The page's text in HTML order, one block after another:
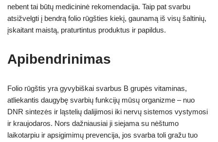
nebent tai būtų medicininė rekomendacija. Taip pat svarbu
atsižvelgti į bendrą folio rūgšties kiekį, gaunamą iš visų šaltinių,
įskaitant maistą, praturtintus produktus ir papildus.
Apibendrinimas
Folio rūgštis yra gyvybiškai svarbus B grupės vitaminas,
atliekantis daugybę svarbių funkcijų mūsų organizme – nuo
DNR sintezės ir ląstelių dalijimosi iki nervų sistemos vystymosi
ir kraujodaros. Nors dažniausiai ji siejama su nėštumo
laikotarpiu ir apsigimimų prevencija, jos svarba toli gražu tuo